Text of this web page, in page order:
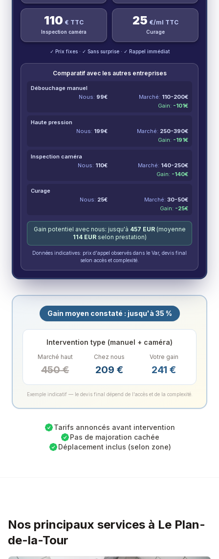
110 € TTC
Inspection caméra
25 €/ml TTC
Curage
✓ Prix fixes · ✓ Sans surprise · ✓ Rappel immédiat
Comparatif avec les autres entreprises
Débouchage manuel
Nous: 99€ Marché: 110-200€
Gain: -101€
Haute pression
Nous: 199€ Marché: 250-390€
Gain: -191€
Inspection caméra
Nous: 110€ Marché: 140-250€
Gain: -140€
Curage
Nous: 25€ Marché: 30-50€
Gain: -25€
Gain potentiel avec nous: jusqu'à 457 EUR(moyenne
114EURselon prestation)
Données indicatives: prix d'appel observés dans le Var, devis final
selon accès et complexité.
Gain moyen constaté : jusqu'à 35 %
Intervention type (manuel + caméra)
Marché haut
450€
Chez nous
209 €
Votre gain
241 €
Exemple indicatif — le devis final dépend de l'accès et de la complexité.
Tarifs annoncés avant intervention
Pas de majoration cachée
Déplacement inclus (selon zone)
Nos principaux services à Le Plan-
de-la-Tour